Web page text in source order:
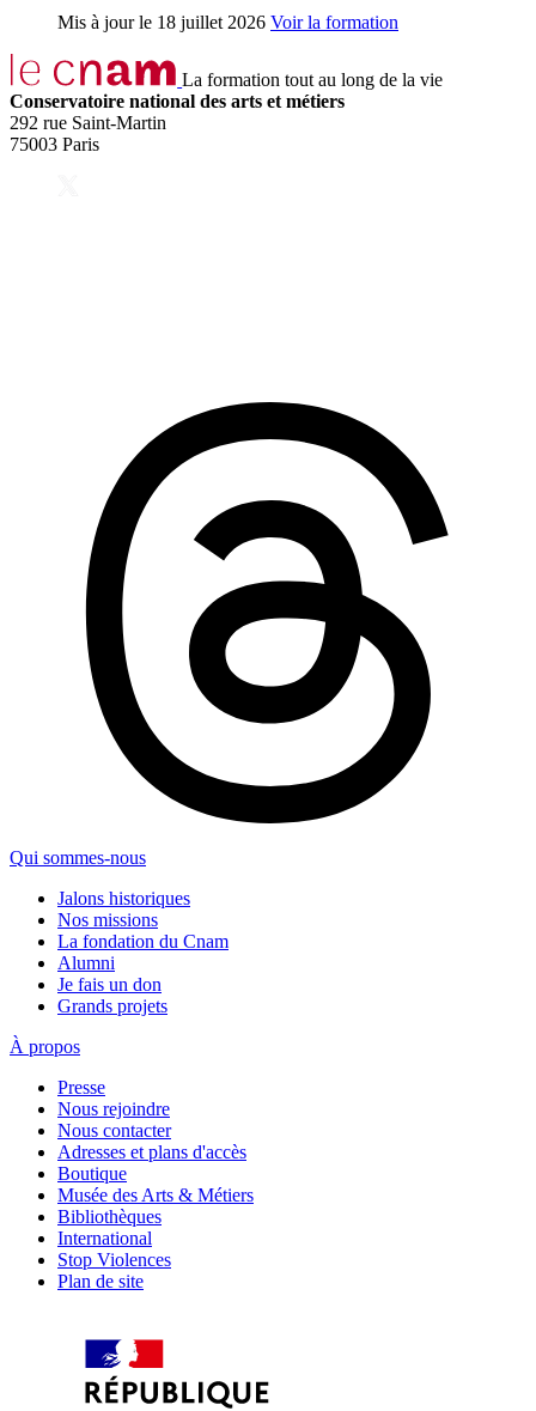
Mis à jour le 18 juillet 2026 Voir la formation
La formation tout au long de la vie
Conservatoire national des arts et métiers
292 rue Saint-Martin
75003 Paris
Qui sommes-nous
Jalons historiques
Nos missions
La fondation du Cnam
Alumni
Je fais un don
Grands projets
À propos
Presse
Nous rejoindre
Nous contacter
Adresses et plans d'accès
Boutique
Musée des Arts & Métiers
Bibliothèques
International
Stop Violences
Plan de site